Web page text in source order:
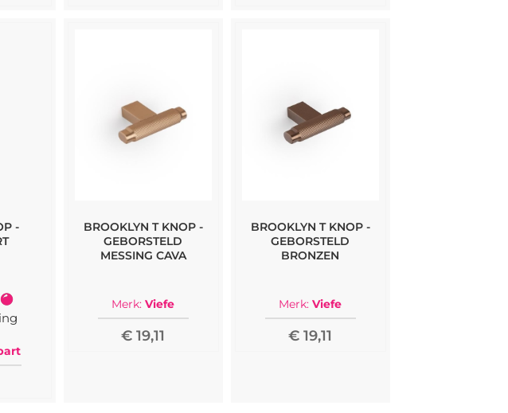
-
100%
BROOKLYN T KNOP -
GEBORSTELD
MESSING CAVA
Merk: Viefe
€ 19,11
BROOKLYN T KNOP -
GEBORSTELD
BRONZEN
Merk: Viefe
€ 19,11